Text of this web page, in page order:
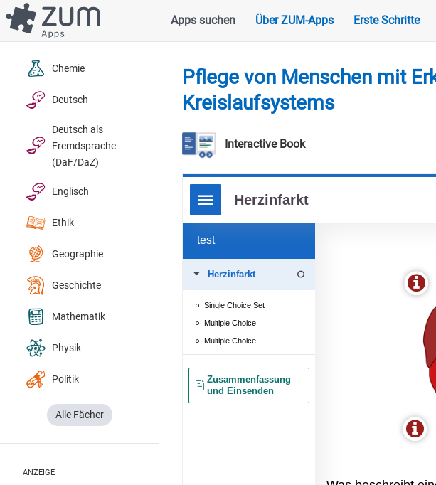
Direkt
zum
Inhalt
Hauptnavigation
Apps suchen Über ZUM-Apps Erste Schritte
Chemie
Deutsch
Deutsch als
Fremdsprache
(DaF/DaZ)
Englisch
Ethik
Geographie
Geschichte
Mathematik
Physik
Politik
Alle Fächer
ANZEIGE
Pflege von Menschen mit
Kreislaufsystems
Interactive Book